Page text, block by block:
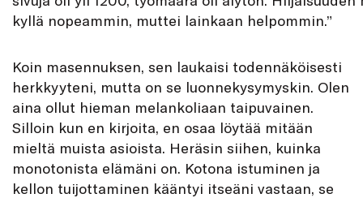
kyllä nopeammin, muttei lainkaan helpommin.”
Koin masennuksen, sen laukaisi todennäköisesti
herkkyyteni, mutta on se luonnekysymyskin. Olen
aina ollut hieman melankoliaan taipuvainen.
Silloin kun en kirjoita, en osaa löytää mitään
mieltä muista asioista. Heräsin siihen, kuinka
monotonista elämäni on. Kotona istuminen ja
kellon tuijottaminen kääntyi itseäni vastaan, se